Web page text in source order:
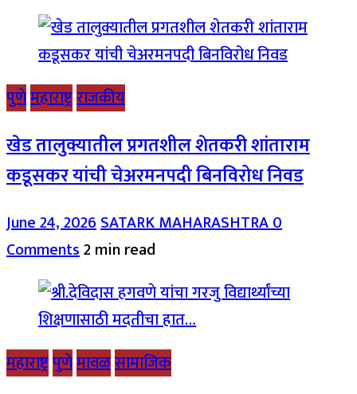
पुणेमहाराष्ट्रराजकीय
खेड तालुक्यातील प्रगतशील शेतकरी शांताराम
कडूसकर यांची चेअरमनपदी बिनविरोध निवड
June 24, 2026SATARK MAHARASHTRA0
Comments2 min read
महाराष्ट्रपुणेमावळसामाजिक